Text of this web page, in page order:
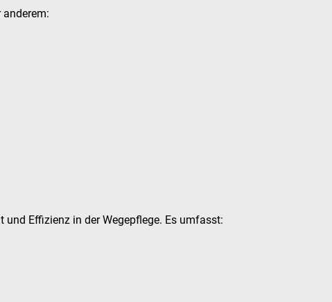
Effizienz in der Wegepflege. Es umfasst: